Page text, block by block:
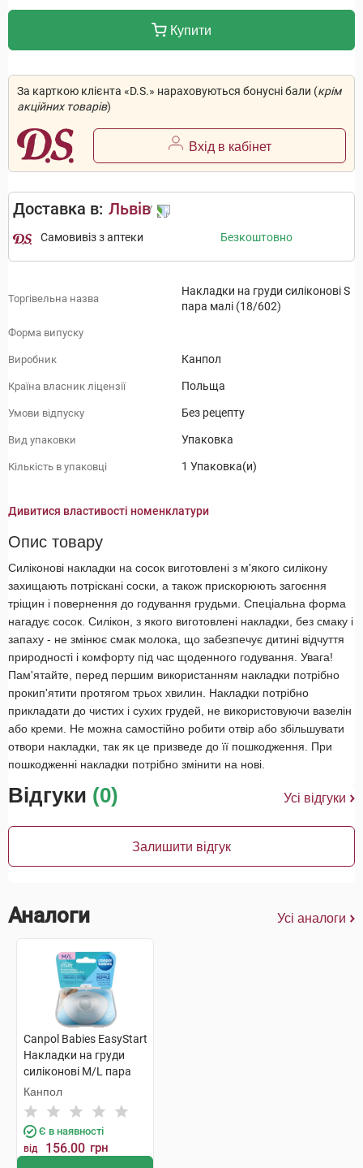
Купити
За карткою клієнта «D.S.» нараховуються бонусні бали (крім
акційних товарів)
Вхід в кабінет
Доставка в: Львів
Самовивіз з аптеки Безкоштовно
Торгівельна назва
Накладки на груди силіконові S
пара малі (18/602)
Форма випуску
Виробник Канпол
Країна власник ліцензії Польща
Умови відпуску Без рецепту
Вид упаковки Упаковка
Кількість в упаковці 1 Упаковка(и)
Дивитися властивості номенклатури
Опис товару
Силіконові накладки на сосок виготовлені з м'якого силікону
захищають потріскані соски, а також прискорюють загоєння
тріщин і повернення до годування грудьми. Спеціальна форма
нагадує сосок. Силікон, з якого виготовлені накладки, без смаку і
запаху - не змінює смак молока, що забезпечує дитині відчуття
природності і комфорту під час щоденного годування. Увага!
Пам'ятайте, перед першим використанням накладки потрібно
прокип'ятити протягом трьох хвилин. Накладки потрібно
прикладати до чистих і сухих грудей, не використовуючи вазелін
або креми. Не можна самостійно робити отвір або збільшувати
отвори накладки, так як це призведе до її пошкодження. При
пошкодженні накладки потрібно змінити на нові.
Відгуки (0) Усі відгуки
Залишити відгук
Аналоги Усі аналоги
Canpol Babies EasyStart
Накладки на груди
силіконові M/L пара
18/603 2 шт
Канпол
Є в наявності
від 156.00 грн